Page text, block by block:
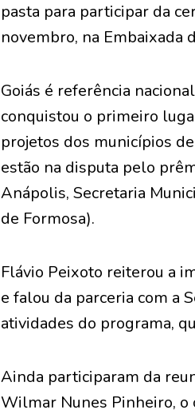
pasta para participar da
novembro, na Embaixada
Goiás é referência
conquistou o primeiro
projetos dos municípios
estão na disputa pelo
Anápolis, Secretaria
de Formosa).
Flávio Peixoto reiterou a
e falou da parceria com a
atividades do programa,
Ainda participaram da
Wilmar Nunes Pinheiro, o